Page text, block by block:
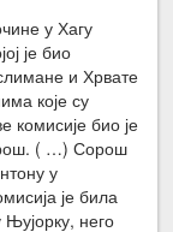
у Хагу
је био
и Хрвате
које су
комисије био је
( …) Сорош
у
је била
него